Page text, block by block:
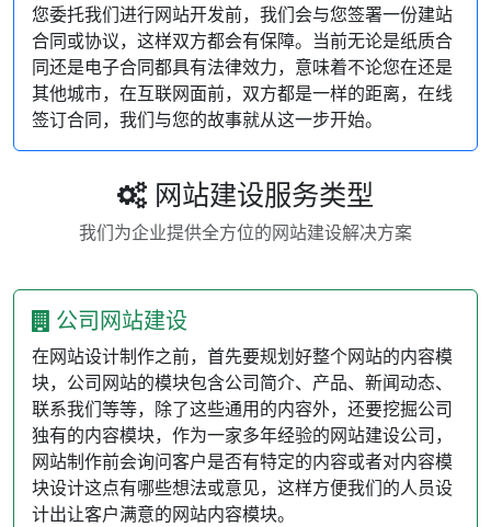
您委托我们进行网站开发前，我们会与您签署一份建站
合同或协议，这样双方都会有保障。当前无论是纸质合
同还是电子合同都具有法律效力，意味着不论您在还是
其他城市，在互联网面前，双方都是一样的距离，在线
签订合同，我们与您的故事就从这一步开始。
网站建设服务类型
我们为企业提供全方位的网站建设解决方案
公司网站建设
在网站设计制作之前，首先要规划好整个网站的内容模
块，公司网站的模块包含公司简介、产品、新闻动态、
联系我们等等，除了这些通用的内容外，还要挖掘公司
独有的内容模块，作为一家多年经验的网站建设公司，
网站制作前会询问客户是否有特定的内容或者对内容模
块设计这点有哪些想法或意见，这样方便我们的人员设
计出让客户满意的网站内容模块。